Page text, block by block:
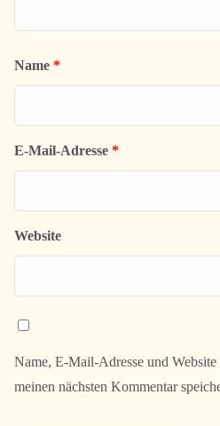
Name *
E-Mail-Adresse *
Website
Name, E-Mail-Adresse und
meinen nächsten Kommentar